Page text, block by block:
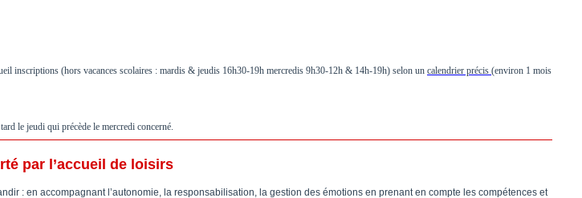
inscriptions (hors vacances scolaires : mardis & jeudis 16h30-19h mercredis 9h30-12h & 14h-19h) selon un calendrier précis (environ 1 mois
le jeudi qui précède le mercredi concerné.
par l’accueil de loisirs
: en accompagnant l’autonomie, la responsabilisation, la gestion des émotions en prenant en compte les compétences et